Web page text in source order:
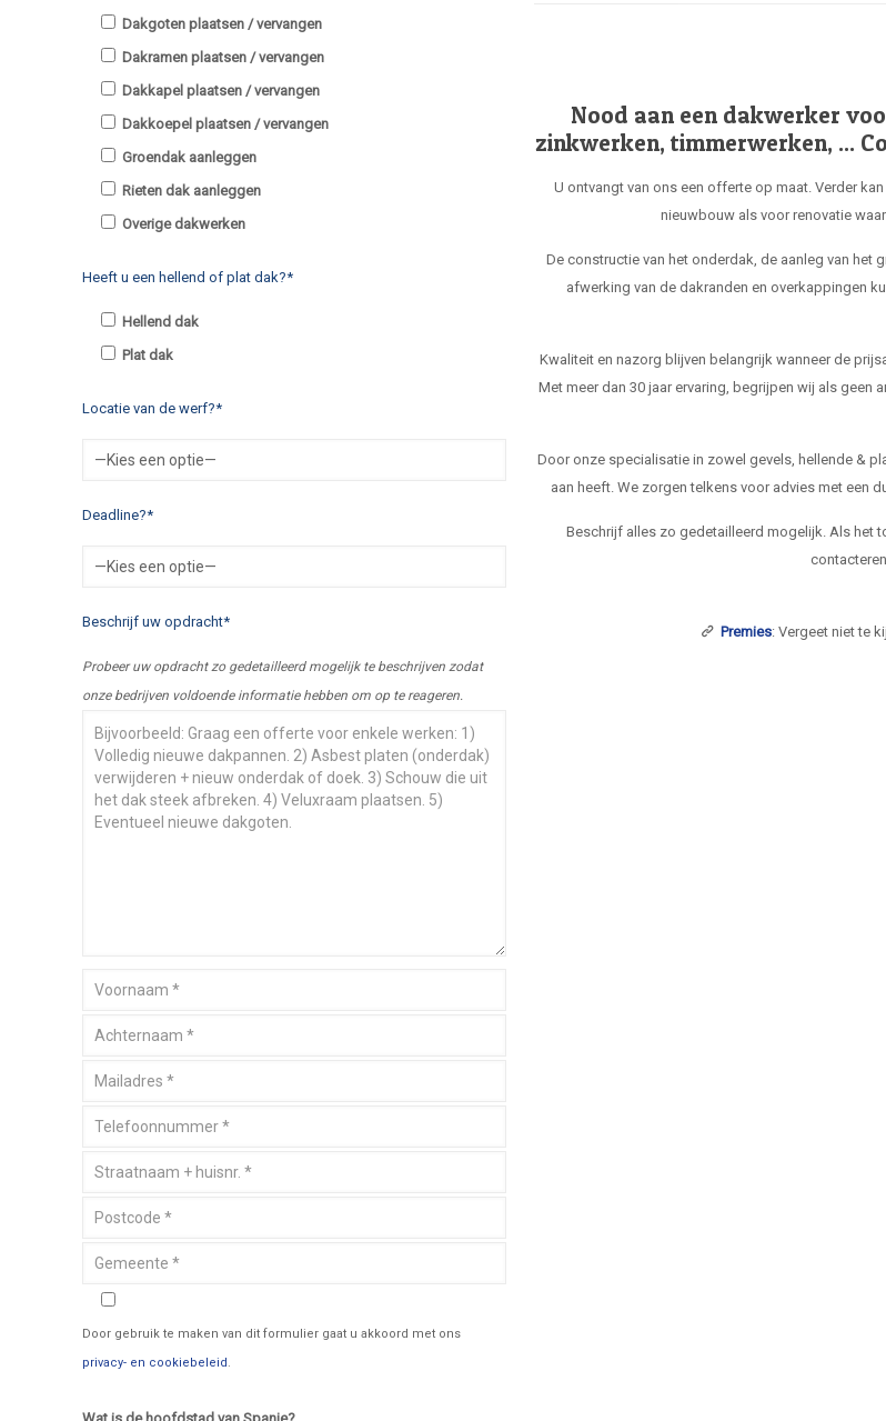
Dakgoten plaatsen / vervangen
Dakramen plaatsen / vervangen
Dakkapel plaatsen / vervangen
Dakkoepel plaatsen / vervangen
Groendak aanleggen
Rieten dak aanleggen
Overige dakwerken
Heeft u een hellend of plat dak?*
Hellend dak
Plat dak
Locatie van de werf?*
Deadline?*
Beschrijf uw opdracht*
Probeer uw opdracht zo gedetailleerd mogelijk te beschrijven zodat
onze bedrijven voldoende informatie hebben om op te reageren.
Door gebruik te maken van dit formulier gaat u akkoord met ons
privacy- en cookiebeleid.
Nood aan een dakwerker
zinkwerken, timmerwerken, ...
U ontvangt van ons een offerte op maat. Verder
nieuwbouw als voor renovatie
De constructie van het onderdak, de aanleg van het
afwerking van de dakranden en overkappingen
Kwaliteit en nazorg blijven belangrijk wanneer de
Met meer dan 30 jaar ervaring, begrijpen wij als
Door onze specialisatie in zowel gevels, hellende &
aan heeft. We zorgen telkens voor advies met een
Beschrijf alles zo gedetailleerd mogelijk. Als het
Premies: Vergeet niet te